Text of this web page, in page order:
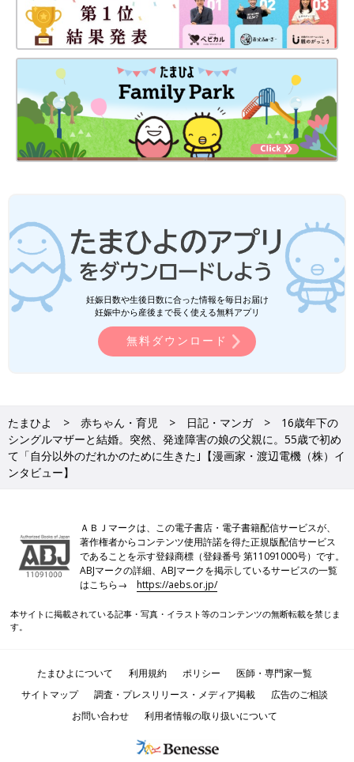
妊娠日数や生後日数に合った情報を毎日お届け
妊娠中から産後まで長く使える無料アプリ
無料ダウンロード
たまひよ 赤ちゃん・育児 日記・マンガ
16歳年下の
シングルマザーと結婚。突然、発達障害の娘の父親に。55歳で初め
て「自分以外のだれかのために生きた｣【漫画家・渡辺電機（株）イ
ンタビュー】
ＡＢＪマークは、この電子書店・電子書籍配信サービスが、
著作権者からコンテンツ使用許諾を得た正規版配信サービス
であることを示す登録商標（登録番号 第11091000号）です。
ABJマークの詳細、ABJマークを掲示しているサービスの一覧
はこちら→https://aebs.or.jp/
本サイトに掲載されている記事・写真・イラスト等のコンテンツの無断転載を禁じま
す。
たまひよについて 利用規約 ポリシー
医師・専門家一覧
サイトマップ
調査・プレスリリース・メディア掲載
広告のご相談
お問い合わせ
利用者情報の取り扱いについて